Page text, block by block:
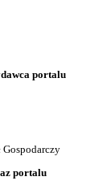
portalu
Gospodarczy
portalu